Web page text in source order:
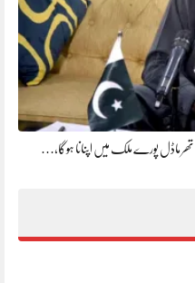
ماڈل پورے ملک میں اپنانا ہوگا،…